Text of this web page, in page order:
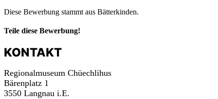
Diese Bewerbung stammt aus Bätterkinden.
Teile diese Bewerbung!
KONTAKT
Regionalmuseum Chüechlihus
Bärenplatz 1
3550 Langnau i.E.